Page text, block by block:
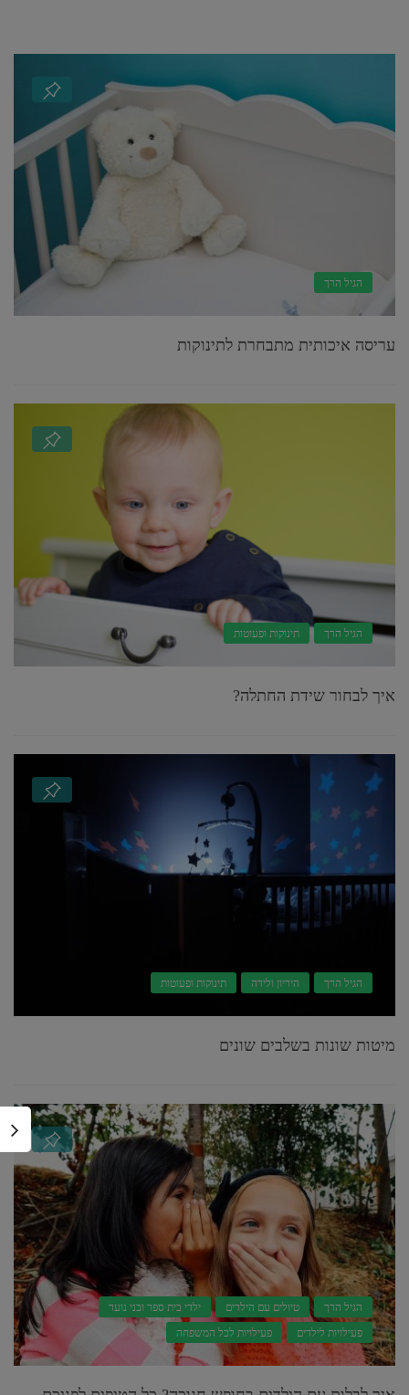
הגיל הרך
עריסה איכותית מתבחרת לתינוקות
הגיל הרך תינוקות ופעוטות
איך לבחור שידת החתלה?
הגיל הרך היריון ולידה תינוקות ופעוטות
מיטות שונות בשלבים שונים
הגיל הרך טיולים עם הילדים
ילדי בית ספר ובני נוער
פעילויות לילדים
פעילויות לכל המשפחה